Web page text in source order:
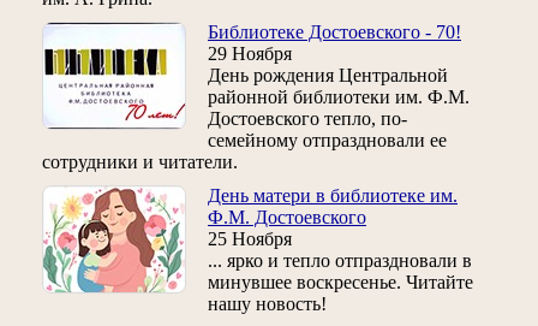
Библиотеке Достоевского - 70!
29 Ноября
День рождения Центральной
районной библиотеки им. Ф.М.
Достоевского тепло, по-
семейному отпраздновали ее
сотрудники и читатели.
День матери в библиотеке им.
Ф.М. Достоевского
25 Ноября
... ярко и тепло отпраздновали в
минувшее воскресенье. Читайте
нашу новость!